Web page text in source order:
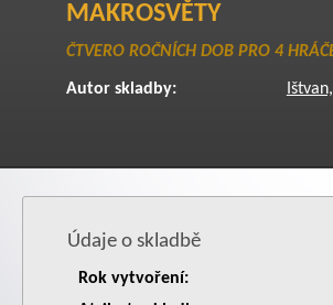
MAKROSVĚTY
ČTVERO ROČNÍCH DOB PRO 4
Autor skladby:
Údaje o skladbě
Rok vytvoření: